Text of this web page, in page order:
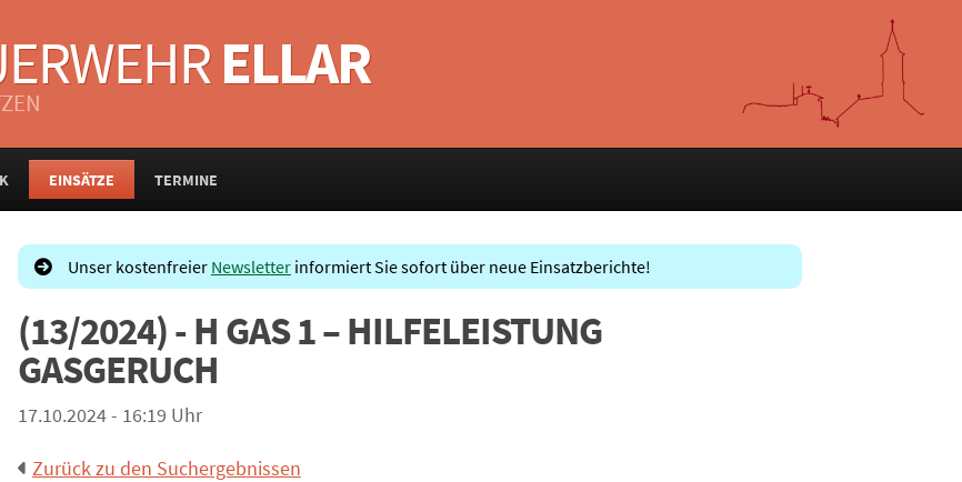
ELLAR
EINSÄTZE TERMINE
Unser kostenfreier Newsletterinformiert Sie sofort über neue Einsatzberichte!
(13/2024) - H GAS 1 – HILFELEISTUNG
GASGERUCH
17.10.2024 - 16:19 Uhr
Zurück zu den Suchergebnissen